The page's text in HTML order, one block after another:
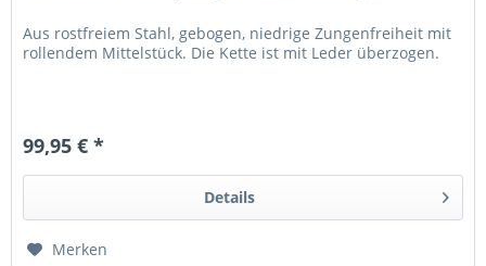
Aus rostfreiem Stahl, gebogen, niedrige Zungenfreiheit mit
rollendem Mittelstück. Die Kette ist mit Leder überzogen.
99,95 € *
Details
Merken